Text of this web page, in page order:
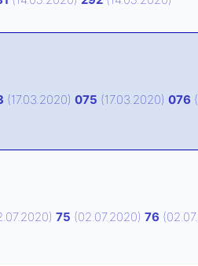
(17.03.2020) 075 (17.03.2020) 076
75 (02.07.2020) 76